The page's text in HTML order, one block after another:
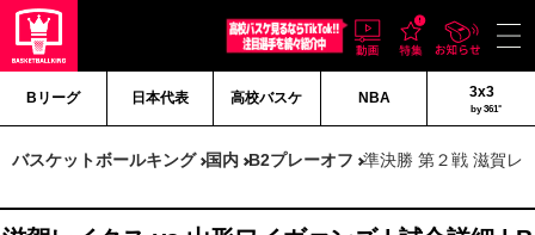
Bリーグ 日本代表 高校バスケ NBA 3x3
by 361°
バスケットボールキング 国内 B2プレーオフ 準決勝 第２戦 滋賀レ